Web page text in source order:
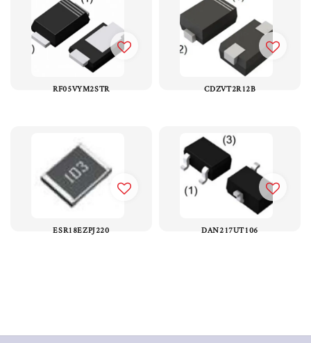
RF05VYM2STR CDZVT2R12B
ESR18EZPJ220 DAN217UT106